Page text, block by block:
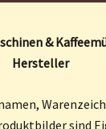
&
Hersteller
sind